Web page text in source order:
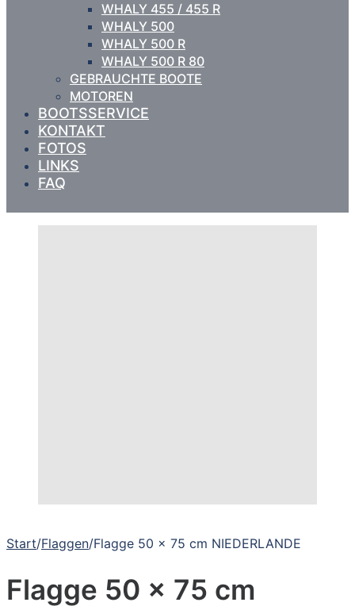
WHALY 455 / 455 R
WHALY 500
WHALY 500 R
WHALY 500 R 80
GEBRAUCHTE BOOTE
MOTOREN
BOOTSSERVICE
KONTAKT
FOTOS
LINKS
FAQ
Start/Flaggen/Flagge 50 x 75 cm NIEDERLANDE
Flagge 50 x 75 cm